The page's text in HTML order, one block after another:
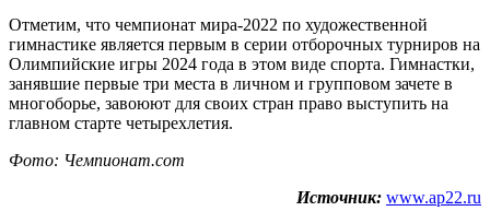
Отметим, что чемпионат мира-2022 по художественной
гимнастике является первым в серии отборочных турниров на
Олимпийские игры 2024 года в этом виде спорта. Гимнастки,
занявшие первые три места в личном и групповом зачете в
многоборье, завоюют для своих стран право выступить на
главном старте четырехлетия.
Фото: Чемпионат.com
Источник: www.ap22.ru